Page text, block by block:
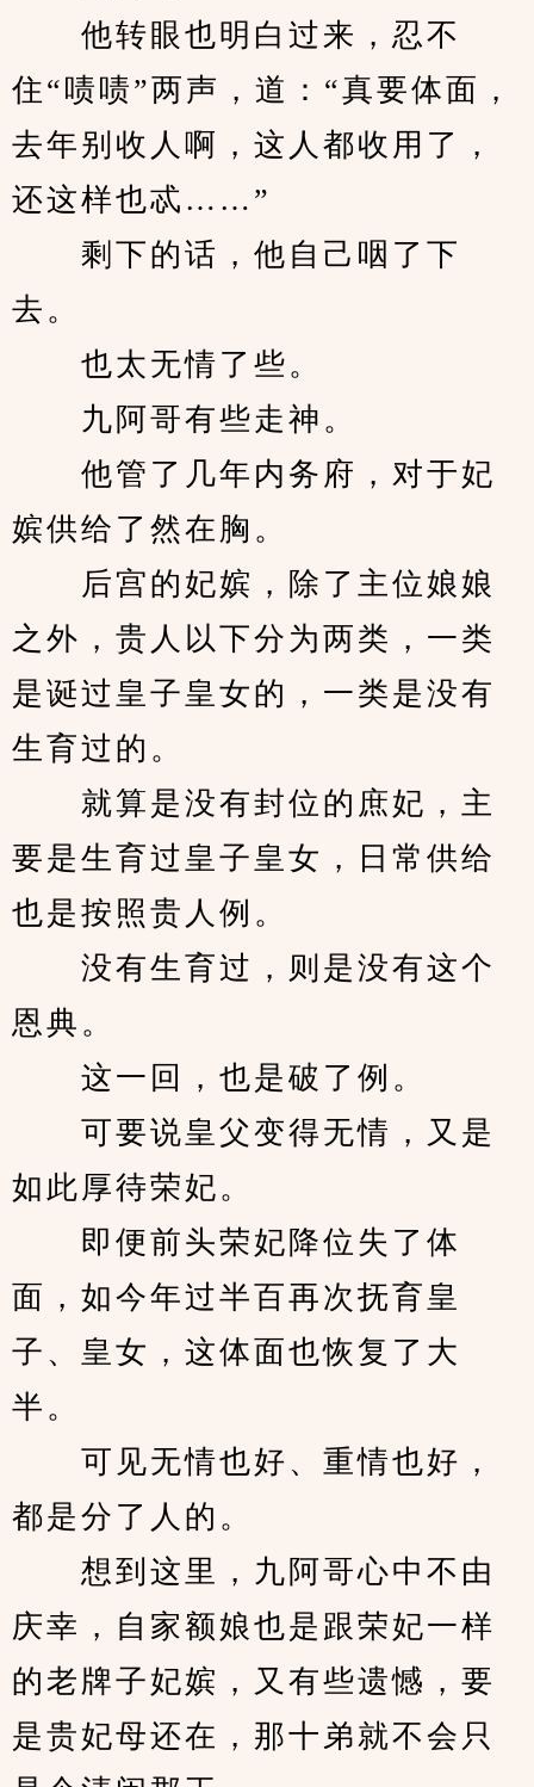
他转眼也明白过来，忍不
住“啧啧”两声，道：“真要体面，
去年别收人啊，这人都收用了，
还这样也忒……”
剩下的话，他自己咽了下
去。
也太无情了些。
九阿哥有些走神。
他管了几年内务府，对于妃
嫔供给了然在胸。
后宫的妃嫔，除了主位娘娘
之外，贵人以下分为两类，一类
是诞过皇子皇女的，一类是没有
生育过的。
就算是没有封位的庶妃，主
要是生育过皇子皇女，日常供给
也是按照贵人例。
没有生育过，则是没有这个
恩典。
这一回，也是破了例。
可要说皇父变得无情，又是
如此厚待荣妃。
即便前头荣妃降位失了体
面，如今年过半百再次抚育皇
子、皇女，这体面也恢复了大
半。
可见无情也好、重情也好，
都是分了人的。
想到这里，九阿哥心中不由
庆幸，自家额娘也是跟荣妃一样
的老牌子妃嫔，又有些遗憾，要
是贵妃母还在，那十弟就不会只